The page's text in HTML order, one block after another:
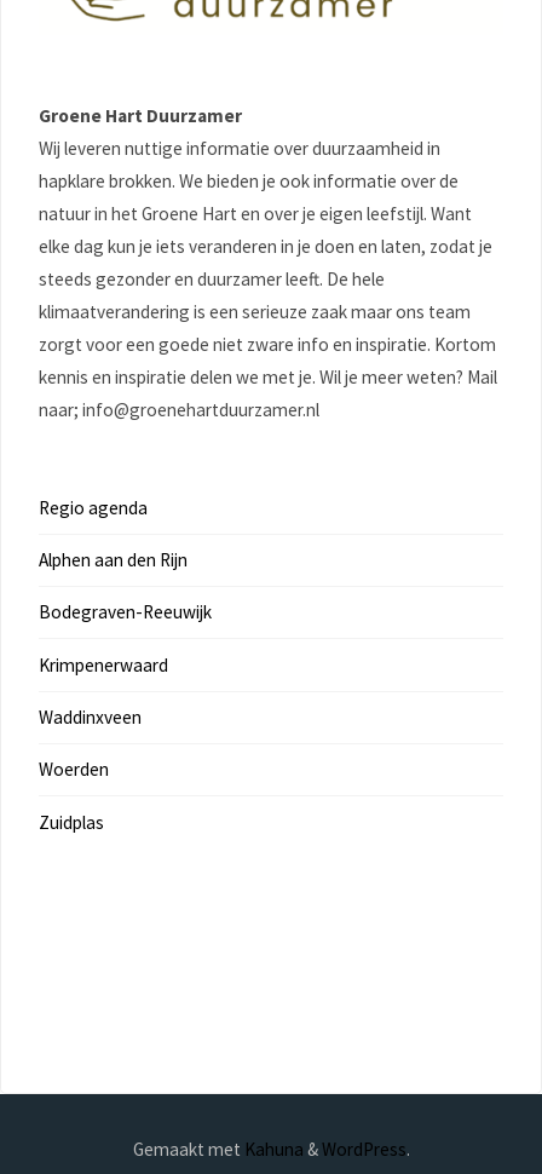
Groene Hart Duurzamer
Wij leveren nuttige informatie over duurzaamheid in
hapklare brokken. We bieden je ook informatie over de
natuur in het Groene Hart en over je eigen leefstijl. Want
elke dag kun je iets veranderen in je doen en laten, zodat je
steeds gezonder en duurzamer leeft. De hele
klimaatverandering is een serieuze zaak maar ons team
zorgt voor een goede niet zware info en inspiratie. Kortom
kennis en inspiratie delen we met je. Wil je meer weten? Mail
naar; info@groenehartduurzamer.nl
Regio agenda
Alphen aan den Rijn
Bodegraven-Reeuwijk
Krimpenerwaard
Waddinxveen
Woerden
Zuidplas
Gemaakt met Kahuna &WordPress.